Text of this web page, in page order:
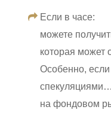
Если в часе:
можете
которая может
Особенно,
спекуляциями…
на фондовом